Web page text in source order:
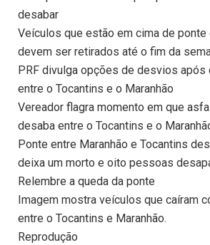
desabar
Veículos que estão em cima de ponte
devem ser retirados até o fim da
PRF divulga opções de desvios após
entre o Tocantins e o Maranhão
Vereador flagra momento em que
desaba entre o Tocantins e o
Ponte entre Maranhão e Tocantins
deixa um morto e oito pessoas
Relembre a queda da ponte
Imagem mostra veículos que caíram
entre o Tocantins e Maranhão.
Reprodução